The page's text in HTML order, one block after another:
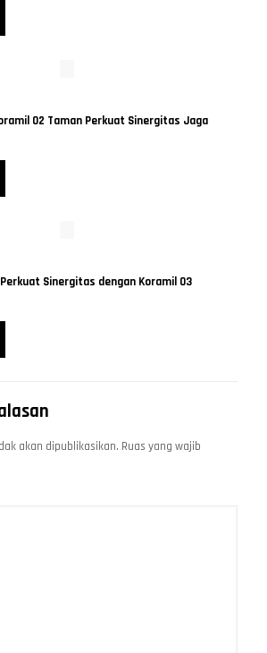
02 Taman Perkuat Sinergitas Jaga
Sinergitas dengan Koramil 03
akan dipublikasikan. Ruas yang wajib